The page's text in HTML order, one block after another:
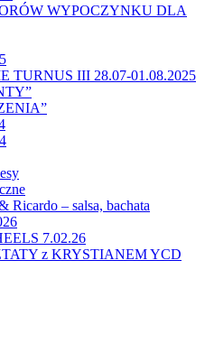
WYPOCZYNKU DLA
TURNUS III 28.07-01.08.2025
Ricardo – salsa, bachata
7.02.26
z KRYSTIANEM YCD